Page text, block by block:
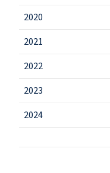
2020
2021
2022
2023
2024